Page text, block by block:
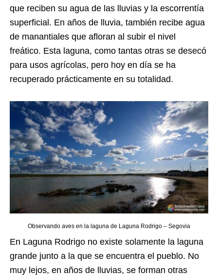
que reciben su agua de las lluvias y la escorrentía
superficial. En años de lluvia, también recibe agua
de manantiales que afloran al subir el nivel
freático. Esta laguna, como tantas otras se desecó
para usos agrícolas, pero hoy en día se ha
recuperado prácticamente en su totalidad.
Observando aves en la laguna de Laguna Rodrigo – Segovia
En Laguna Rodrigo no existe solamente la laguna
grande junto a la que se encuentra el pueblo. No
muy lejos, en años de lluvias, se forman otras